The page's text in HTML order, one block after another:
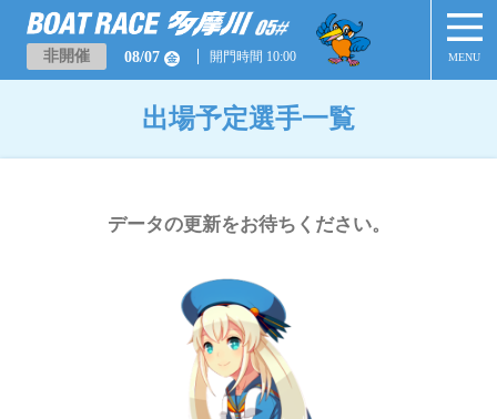
非開催 08/07 金 開門時間 10:00 MENU
出場予定選手一覧
データの更新をお待ちください。